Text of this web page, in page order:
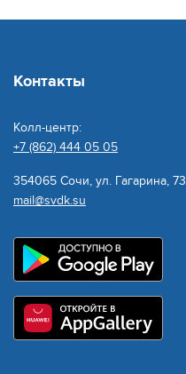
Контакты
Колл-центр:
+7 (862) 444 05 05
354065 Сочи, ул. Гагарина, 73
mail@svdk.su